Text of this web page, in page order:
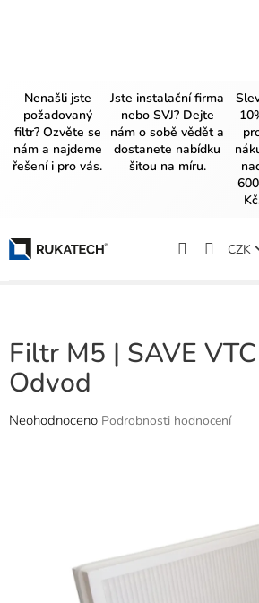
Nenašli jste
požadovaný
filtr? Ozvěte se
nám a najdeme
řešení i pro vás.
Jste instalační firma
nebo SVJ? Dejte
nám o sobě vědět a
dostanete nabídku
šitou na míru.
CZK
Filtr M5 | SAVE
Odvod
Průměrné
Neohodnoceno Podrobnosti hodnocení